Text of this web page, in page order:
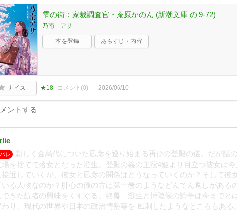
雫の街：家裁調査官・庵原かのん (新潮文庫 の 9-72)
乃南 アサ
本を登録 あらすじ・内容
ナイス ★18 コメント(0) 2026/06/10
レ
新しく金烏代についた凪彦を巡り始まる再びの登殿の儀。だが話
場を捨てて落女となった澄生。登殿の義の主役4姫より目立つ彼女は
接近していくが、彼女と凪彦の関係はどうなっていくのか？そして彼
いる人物なのか？肝心の儀の方は第一巻のようなどんでん返しがある
できた読者の興味をくすぐる。終盤、澄生と博陸候の論争は今までと
わり、現代の世界や日本の政治情勢等を 風刺したようなところもある